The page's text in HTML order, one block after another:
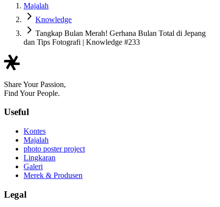
Majalah
Knowledge
Tangkap Bulan Merah! Gerhana Bulan Total di Jepang
dan Tips Fotografi | Knowledge #233
Share Your Passion,
Find Your People.
Useful
Kontes
Majalah
photo poster project
Lingkaran
Galeri
Merek & Produsen
Legal